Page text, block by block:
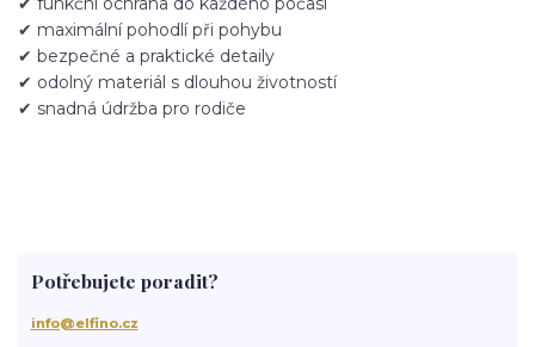
✔ maximální pohodlí při pohybu
✔ bezpečné a praktické detaily
✔ odolný materiál s dlouhou životností
✔ snadná údržba pro rodiče
Potřebujete poradit?
info@elfino.cz